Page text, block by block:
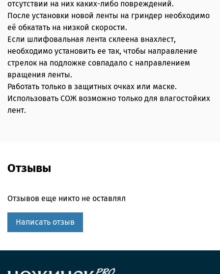
отсутствии на них каких-либо повреждений.
После установки новой ленты на гриндер необходимо
её обкатать на низкой скорости.
Если шлифовальная лента склеена внахлест,
необходимо установить ее так, чтобы направление
стрелок на подложке совпадало с направлением
вращения ленты.
Работать только в защитных очках или маске.
Использовать СОЖ возможно только для влагостойких
лент.
Отзывы
Отзывов еще никто не оставлял
Написать отзыв